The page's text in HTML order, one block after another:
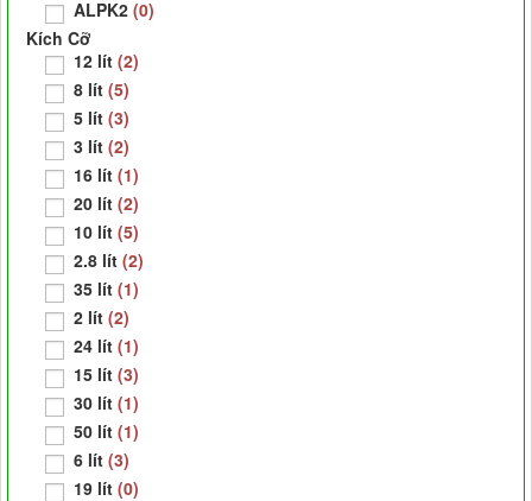
ALPK2 (0)
Kích Cỡ
12 lít (2)
8 lít (5)
5 lít (3)
3 lít (2)
16 lít (1)
20 lít (2)
10 lít (5)
2.8 lít (2)
35 lít (1)
2 lít (2)
24 lít (1)
15 lít (3)
30 lít (1)
50 lít (1)
6 lít (3)
19 lít (0)